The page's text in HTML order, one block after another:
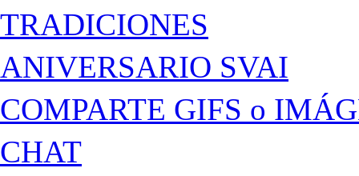
TRADICIONES
ANIVERSARIO SVAI
COMPARTE GIFS o
CHAT